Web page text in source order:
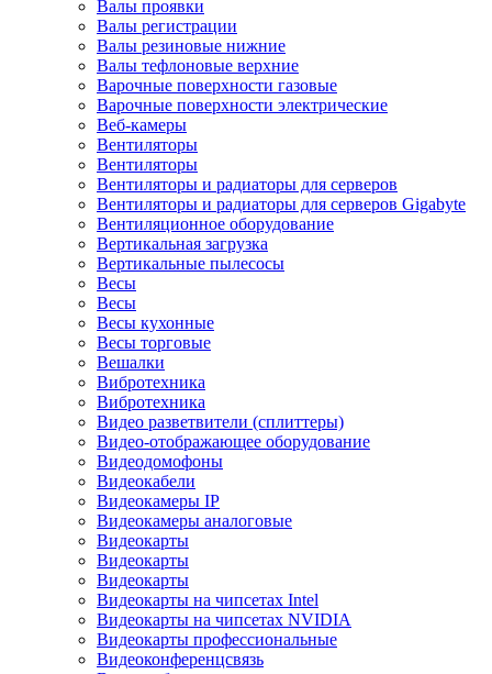
Валы проявки
Валы регистрации
Валы резиновые нижние
Валы тефлоновые верхние
Варочные поверхности газовые
Варочные поверхности электрические
Веб-камеры
Вентиляторы
Вентиляторы
Вентиляторы и радиаторы для серверов
Вентиляторы и радиаторы для серверов Gigabyte
Вентиляционное оборудование
Вертикальная загрузка
Вертикальные пылесосы
Весы
Весы
Весы кухонные
Весы торговые
Вешалки
Вибротехника
Вибротехника
Видео разветвители (сплиттеры)
Видео-отображающее оборудование
Видеодомофоны
Видеокабели
Видеокамеры IP
Видеокамеры аналоговые
Видеокарты
Видеокарты
Видеокарты
Видеокарты на чипсетах Intel
Видеокарты на чипсетах NVIDIA
Видеокарты профессиональные
Видеоконференцсвязь